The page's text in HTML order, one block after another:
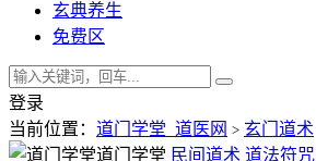
玄典养生
免费区
登录
当前位置： 道门学堂_道医网 > 玄门道术
道门学堂 民间道术 道法符咒